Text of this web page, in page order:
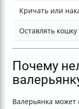
Кричать или
Оставлять
Почему
Валерьянка может